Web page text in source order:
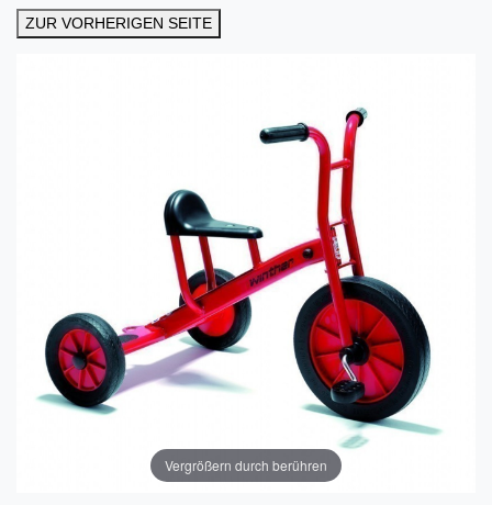
ZUR VORHERIGEN SEITE
Vergrößern durch berühren